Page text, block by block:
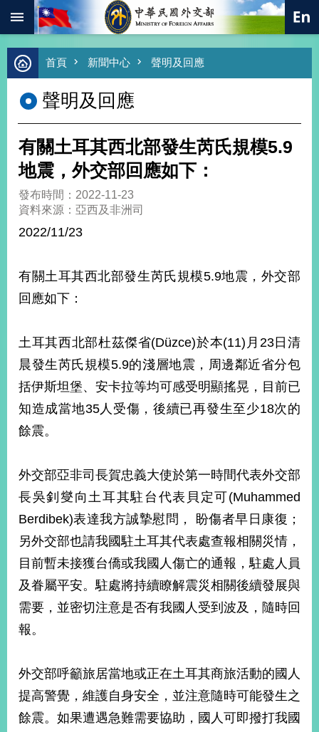
跳到主要內容區塊
進
階
尋
熱
字
總
合
外
值
外
交
濟
不
落
國
海
護
照
首
頁
網
站
導
覽
關
於
本
部
新
聞
中
心
首頁 新聞中心 聲明及回應
聲明及回應
有關土耳其西北部發生芮氏規模5.9
地震，外交部回應如下：
發布時間：2022-11-23
資料來源：亞西及非洲司
2022/11/23
有關土耳其西北部發生芮氏規模5.9地震，外交部
回應如下：
土耳其西北部杜茲傑省(Düzce)於本(11)月23日清
晨發生芮氏規模5.9的淺層地震，周邊鄰近省分包
括伊斯坦堡、安卡拉等均可感受明顯搖晃，目前已
知造成當地35人受傷，後續已再發生至少18次的
餘震。
外交部亞非司長賀忠義大使於第一時間代表外交部
長吳釗燮向土耳其駐台代表貝定可(Muhammed
Berdibek)表達我方誠摯慰問， 盼傷者早日康復；
另外交部也請我國駐土耳其代表處查報相關災情，
目前暫未接獲台僑或我國人傷亡的通報，駐處人員
及眷屬平安。駐處將持續瞭解震災相關後續發展與
需要，並密切注意是否有我國人受到波及，隨時回
報。
外交部呼籲旅居當地或正在土耳其商旅活動的國人
提高警覺，維護自身安全，並注意隨時可能發生之
餘震。如果遭遇急難需要協助，國人可即撥打我國